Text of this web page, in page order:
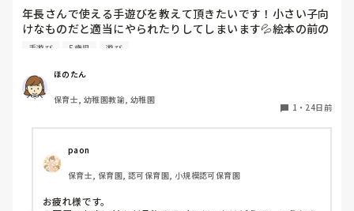
のでおすすめです！
年長さんで使える手遊びを教えて頂きたいです！小さい子向
けなものだと適当にやられたりしてしまいます💦絵本の前の
導入で使えたら嬉しいです！あとは帰りの会で出来る少しひ
手遊び 5歳児 遊び
ほのたん
保育士, 幼稚園教諭, 幼稚園
1 ・ 24日前
paon
保育士, 保育園, 認可保育園, 小規模認可保育園
お疲れ様です。